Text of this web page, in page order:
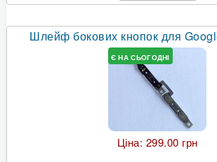
Шлейф бокових кнопок для
Є НА СЬОГОДНІ
Ціна: 299.00 грн